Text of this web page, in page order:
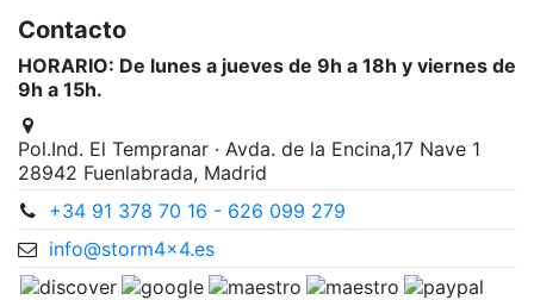
Contacto
HORARIO: De lunes a jueves de 9h a 18h y viernes de
9h a 15h.
Pol.Ind. El Tempranar · Avda. de la Encina,17 Nave 1
28942 Fuenlabrada, Madrid
+34 91 378 70 16 - 626 099 279
info@storm4x4.es